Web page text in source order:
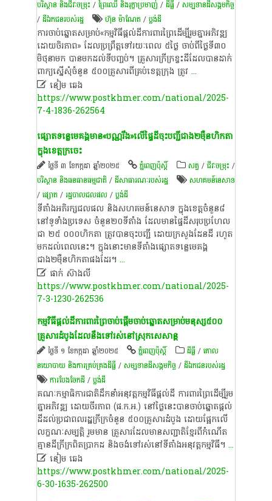
បរិស្ថាន និងជីវៈចម្រុះ /ព្រៃឈើ និងរុក្ខាប្រមាញ់ /ដីធ្លី/សម្បទានដីសង្គមកិច្ច
/ដីឯកជនរបស់រដ្ឋ ហ៊ុន ម៉ាណែត/ប្លង់ដី
ការ​ចាប់​ឆ្នោត​​សម្រាប់​«កម្មវិធី​ផ្ដល់​ដី​ការពារ​ព្រៃ​ដើម្បី​រួម​គ្នា​អភិវឌ្ឍ​
ដោយ​ចិរភាព»​ ដែល​ប្រព្រឹត្ត​ទៅ​រយៈ​ពេល ៥​ថ្ងៃ ចាប់​ពី​ថ្ងៃ​ទី៣០
មិថុនា​មក បាន​មក​ដល់​ទី​បញ្ចប់។ គ្រួសារ​ក្រីក្រ​ខ្វះ​ដី​ដែល​បាន​ដាក់​
ពាក្យ​ស្នើ​សុំ​ចំនួន ៥០០​គ្រួសារ​ពី​គ្រប់​ខេត្ត​ក្រុង ត្រូវ ...
នៀម ឆេង
https://www.postkhmer.com/national/2025-
7-4-1836-262564
ផ្សោតទន្លេមេគង្គមាន«បណ្ណរឹង»លើផ្ទៃដីចុះបញ្ជីជាង២ម៉ឺនហិកតា
ក្នុងខេត្តក្រចេះ
ថ្ងៃទី ៣ ខែកក្កដា ឆ្នាំ២០២៥ ភ្នំពេញប៉ុស្តិ៍ សត្វ/ជីវៈចម្រុះ /
បរិស្ថាន និងធនធានធម្មជាតិ/ដីសាធារណៈរបស់រដ្ឋ
សហគមន៍នេសាទ
/ផ្សោត​/រដ្ឋបាលជលផល/ប្លង់ដី
ទីតាំងអភិរក្សជលផល និងសហគមន៍នេសាទ ក្នុងខេត្តចំនួន៨
នៅទូទាំងប្រទេស ចំនួន២០ទីតាំង ដែលមានផ្ទៃដីសរុបប្រហែល
ជា ២៥ ០០០ហិកតា ត្រូវបានចុះបញ្ជី ដោយក្រសួងដែនដី រហូត
មកដល់ពេលនេះ។ ក្នុងនោះមានទីតាំងផ្សោតទន្លេមេគង្គ
ជាង២ម៉ឺនហិកតាផងដែរ។ ...
ផាក់ ស៊ាងលី
https://www.postkhmer.com/national/2025-
7-3-1230-262536
កម្មវិធី​ផ្ដល់​ដី​ការពារ​ព្រៃ​ចាប់​ផ្ដើម​ចាប់ឆ្នោត​សម្រាប់​មនុស្ស​៥០០​
គ្រួសារ​ដំបូង​ដែល​នឹង​ទៅ​រស់​នៅ​ស្រុក​សេសាន្ត
ថ្ងៃទី ១ ខែកក្កដា ឆ្នាំ២០២៥ ភ្នំពេញប៉ុស្តិ៍ ដីធ្លី/គោល
នយោបាយ និង​ការគ្រប់គ្រង​ដីធ្លី/សម្បទានដីសង្គមកិច្ច/ដីឯកជនរបស់រដ្ឋ
ការបែងចែកដី/ប្លង់ដី
គណៈកម្មាធិការជាតិដឹកនាំអនុវត្តកម្មវិធីផ្តល់ដី ការពារព្រៃដើម្បីរួម
គ្នាអភិវឌ្ឍ ដោយចីរភាព (ផ.ក.អ.) នៅ​ថ្ងៃ​នេះ​បាន​ចាប់​ឆ្នោត​​ផ្ដល់​
ដី​ដល់​ប្រជា​ពលរដ្ឋ​ក្រីក្រចំនួន ៥០០​គ្រួសារ​ដំបូង​​ ដោយ​ផ្អែក​លើ​
លក្ខណៈសម្បត្តិ រួមមាន គ្រួសារដែលមានសញ្ជាតិខ្មែរពីកំណើត
គ្មានដី​ក្រីក្រពិតប្រាកដ និងចង់ទៅរស់នៅទីតាំងអនុវត្តកម្មវិធី។ ...
នៀម ឆេង
https://www.postkhmer.com/national/2025-
6-30-1635-262500